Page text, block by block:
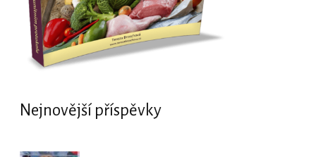
Nejnovější příspěvky